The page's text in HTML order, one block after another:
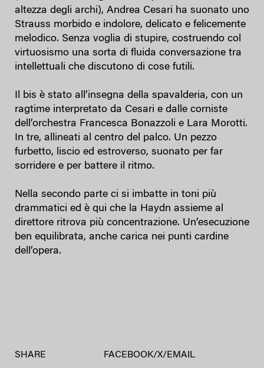
altezza degli archi), Andrea Cesari ha suonato uno
Strauss morbido e indolore, delicato e felicemente
melodico. Senza voglia di stupire, costruendo col
virtuosismo una sorta di fluida conversazione tra
intellettuali che discutono di cose futili.
Il bis è stato all’insegna della spavalderia, con un
ragtime interpretato da Cesari e dalle corniste
dell’orchestra Francesca Bonazzoli e Lara Morotti.
In tre, allineati al centro del palco. Un pezzo
furbetto, liscio ed estroverso, suonato per far
sorridere e per battere il ritmo.
Nella secondo parte ci si imbatte in toni più
drammatici ed è qui che la Haydn assieme al
direttore ritrova più concentrazione. Un’esecuzione
ben equilibrata, anche carica nei punti cardine
dell’opera.
SHARE FACEBOOK/X/ EMAIL